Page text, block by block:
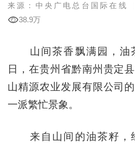
来源：中央广电总台国际在线
38.9万
山间茶香飘满园，油
日，在贵州省黔南州贵定
山精源农业发展有限公司
一派繁忙景象。
来自山间的油茶籽，